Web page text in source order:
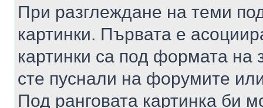
При разглеждане на теми
картинки. Първата е
картинки са под формата на
сте пуснали на форумите
Под ранговата картинка би